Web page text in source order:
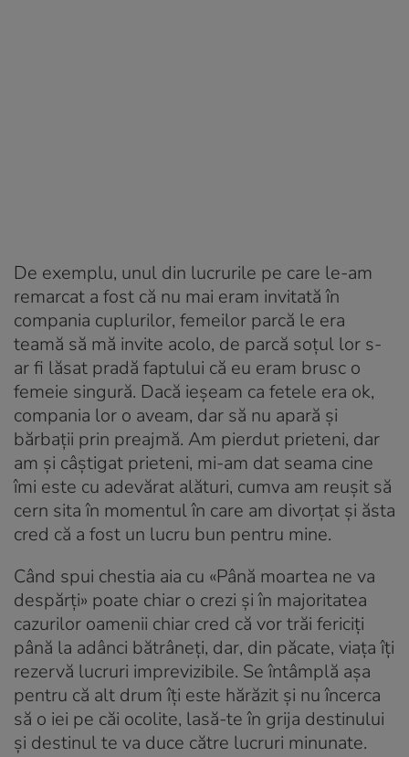
De exemplu, unul din lucrurile pe care le-am
remarcat a fost că nu mai eram invitată în
compania cuplurilor, femeilor parcă le era
teamă să mă invite acolo, de parcă soțul lor s-
ar fi lăsat pradă faptului că eu eram brusc o
femeie singură. Dacă ieșeam ca fetele era ok,
compania lor o aveam, dar să nu apară și
bărbații prin preajmă. Am pierdut prieteni, dar
am și câștigat prieteni, mi-am dat seama cine
îmi este cu adevărat alături, cumva am reușit să
cern sita în momentul în care am divorțat și ăsta
cred că a fost un lucru bun pentru mine.
Când spui chestia aia cu «Până moartea ne va
despărți» poate chiar o crezi și în majoritatea
cazurilor oamenii chiar cred că vor trăi fericiți
până la adânci bătrâneți, dar, din păcate, viața îți
rezervă lucruri imprevizibile. Se întâmplă așa
pentru că alt drum îți este hărăzit și nu încerca
să o iei pe căi ocolite, lasă-te în grija destinului
și destinul te va duce către lucruri minunate.